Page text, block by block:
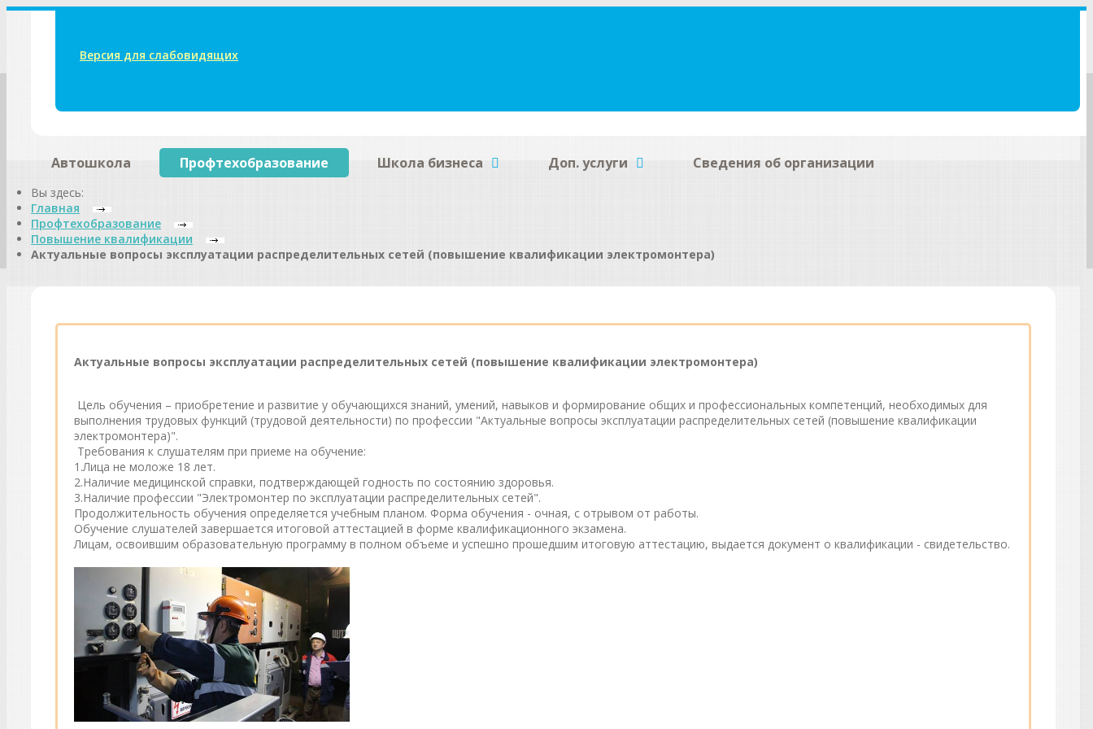
Версия для слабовидящих
Автошкола Профтехобразование Школа бизнеса Доп. услуги Сведения об организации
Вы здесь:
Главная
Профтехобразование
Повышение квалификации
Актуальные вопросы эксплуатации распределительных сетей (повышение квалификации электромонтера)
Актуальные вопросы эксплуатации распределительных сетей (повышение квалификации электромонтера)
Цель обучения – приобретение и развитие у обучающихся знаний, умений, навыков и формирование общих и профессиональных компетенций, необходимых для
выполнения трудовых функций (трудовой деятельности) по профессии "Актуальные вопросы эксплуатации распределительных сетей (повышение квалификации
электромонтера)".
Требования к слушателям при приеме на обучение:
1.Лица не моложе 18 лет.
2.Наличие медицинской справки, подтверждающей годность по состоянию здоровья.
3.Наличие профессии "Электромонтер по эксплуатации распределительных сетей".
Продолжительность обучения определяется учебным планом. Форма обучения - очная, с отрывом от работы.
Обучение слушателей завершается итоговой аттестацией в форме квалификационного экзамена.
Лицам, освоившим образовательную программу в полном объеме и успешно прошедшим итоговую аттестацию, выдается документ о квалификации - свидетельство.